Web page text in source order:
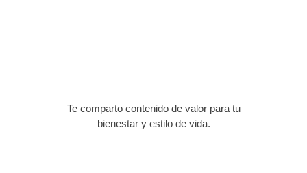
Te comparto contenido de valor para tu
bienestar y estilo de vida.